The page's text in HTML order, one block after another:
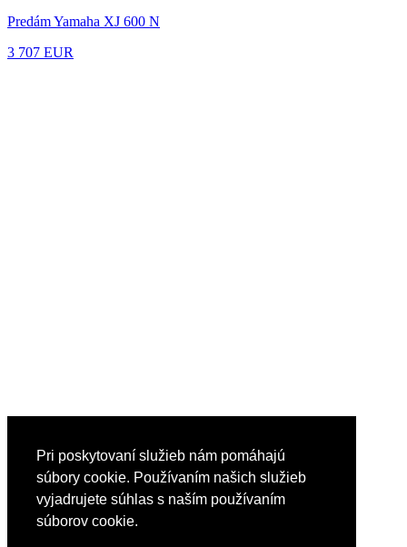
Pri poskytovaní služieb nám pomáhajú
súbory cookie. Používaním našich služieb
vyjadrujete súhlas s naším používaním
súborov cookie.
Predám Yamaha XJ 600 N
3 707 EUR
Reklama